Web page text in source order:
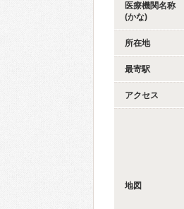
医療機関名称
(かな)
所在地
最寄駅
アクセス
地図